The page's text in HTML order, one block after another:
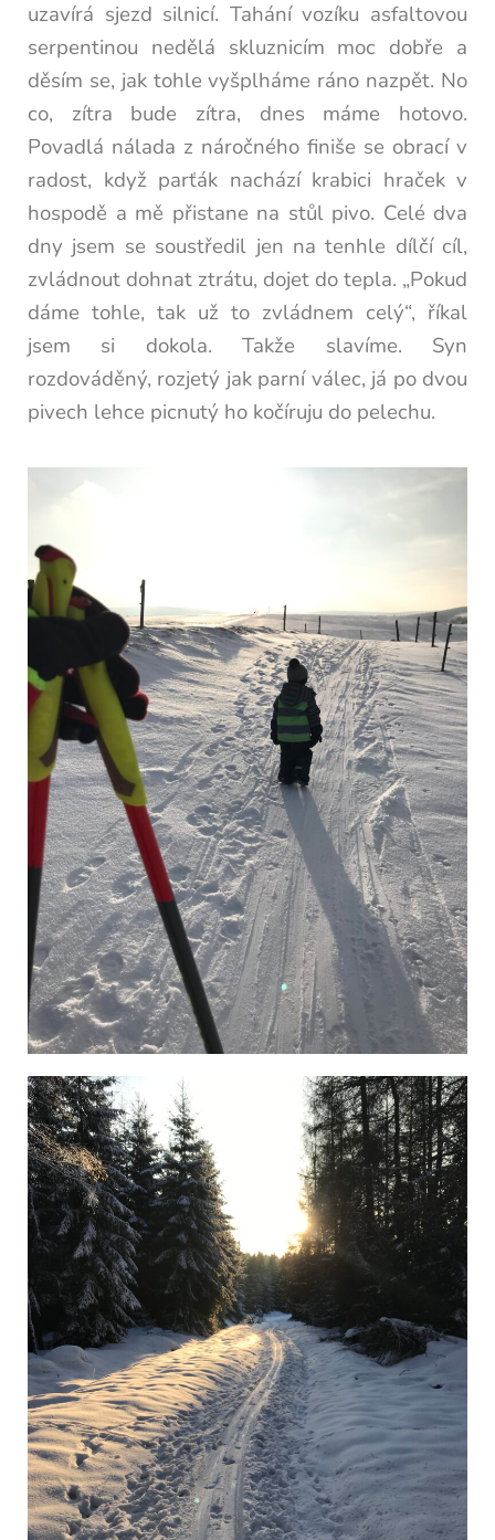
uzavírá sjezd silnicí. Tahání vozíku asfaltovou
serpentinou nedělá skluznicím moc dobře a
děsím se, jak tohle vyšplháme ráno nazpět. No
co, zítra bude zítra, dnes máme hotovo.
Povadlá nálada z náročného finiše se obrací v
radost, když parťák nachází krabici hraček v
hospodě a mě přistane na stůl pivo. Celé dva
dny jsem se soustředil jen na tenhle dílčí cíl,
zvládnout dohnat ztrátu, dojet do tepla. „Pokud
dáme tohle, tak už to zvládnem celý“, říkal
jsem si dokola. Takže slavíme. Syn
rozdováděný, rozjetý jak parní válec, já po dvou
pivech lehce picnutý ho kočíruju do pelechu.